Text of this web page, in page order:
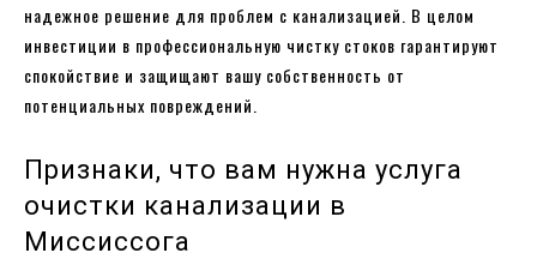
надежное решение для проблем с канализацией. В целом
инвестиции в профессиональную чистку стоков гарантируют
спокойствие и защищают вашу собственность от
потенциальных повреждений.
Признаки, что вам нужна услуга
очистки канализации в
Миссиссога